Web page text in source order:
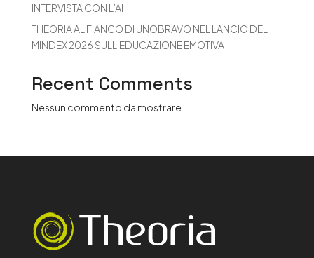
INTERVISTA CON L’AI
THEORIA AL FIANCO DI UNOBRAVO NEL LANCIO DEL
MINDEX 2026 SULL’EDUCAZIONE EMOTIVA
Recent Comments
Nessun commento da mostrare.